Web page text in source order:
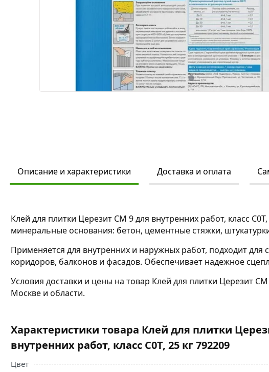
Описание и характеристики Доставка и оплата
Клей для плитки Церезит СМ 9 для внутренних работ, класс
минеральные основания: бетон, цементные стяжки,
Применяется для внутренних и наружных работ, подходит
коридоров, балконов и фасадов. Обеспечивает надежное
Условия доставки и цены на товар Клей для плитки Церезит СМ
Москве и области.
Характеристики товара Клей для плитки
внутренних работ, класс C0T, 25 кг 792209
Цвет